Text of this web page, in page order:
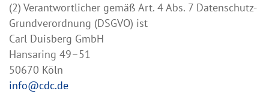
(2) Verantwortlicher gemäß Art. 4 Abs. 7 Datenschutz-
Grundverordnung (DSGVO) ist
Carl Duisberg GmbH
Hansaring 49–51
50670 Köln
info@cdc.de